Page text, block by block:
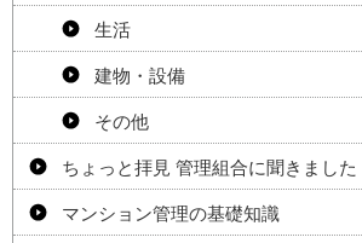
生活
建物・設備
その他
ちょっと拝見 管理組合に聞きました
マンション管理の基礎知識